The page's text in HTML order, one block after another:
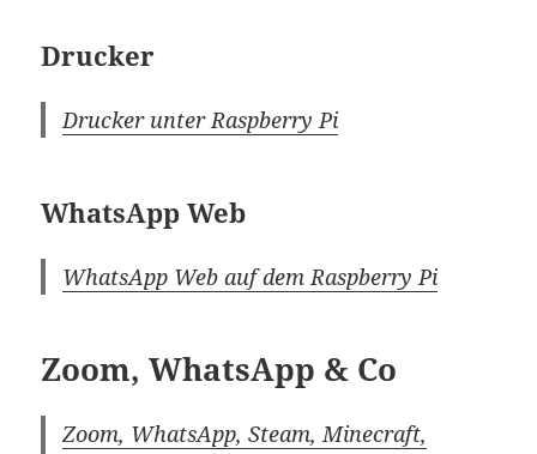
Drucker
Drucker unter Raspberry Pi
WhatsApp Web
WhatsApp Web auf dem Raspberry Pi
Zoom, WhatsApp & Co
Zoom, WhatsApp, Steam, Minecraft,